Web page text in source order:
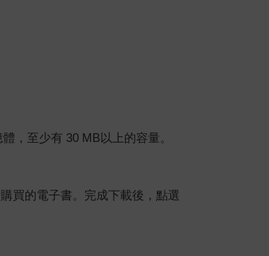
，至少有 30 MB以上的容量。
買的電子書。完成下載後，點選